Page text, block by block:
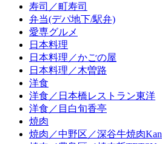
寿司／町寿司
弁当(デパ地下/駅弁)
愛専グルメ
日本料理
日本料理／かごの屋
日本料理／木曽路
洋食
洋食／日本橋レストラン東洋
洋食／目白旬香亭
焼肉
焼肉／中野区／深谷牛焼肉Kan